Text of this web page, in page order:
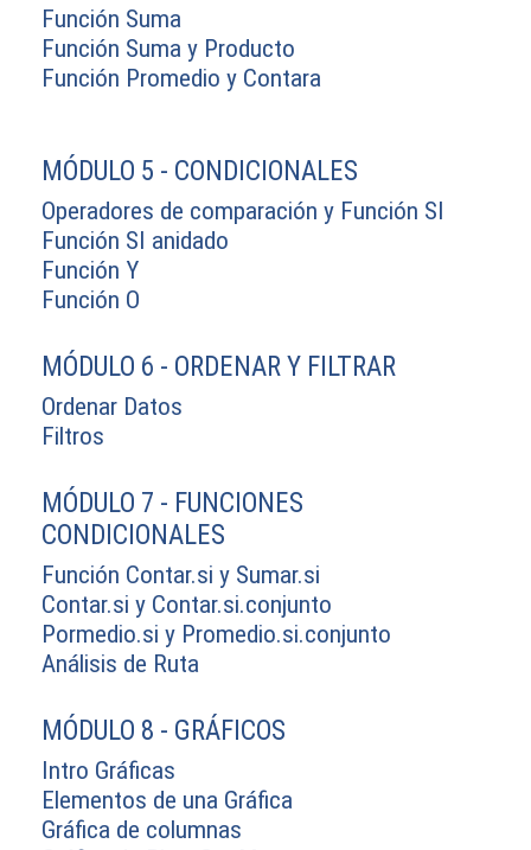
Función Suma
Función Suma y Producto
Función Promedio y Contara
MÓDULO 5 - CONDICIONALES
Operadores de comparación y Función SI
Función SI anidado
Función Y
Función O
MÓDULO 6 - ORDENAR Y FILTRAR
Ordenar Datos
Filtros
MÓDULO 7 - FUNCIONES
CONDICIONALES
Función Contar.si y Sumar.si
Contar.si y Contar.si.conjunto
Pormedio.si y Promedio.si.conjunto
Análisis de Ruta
MÓDULO 8 - GRÁFICOS
Intro Gráficas
Elementos de una Gráfica
Gráfica de columnas